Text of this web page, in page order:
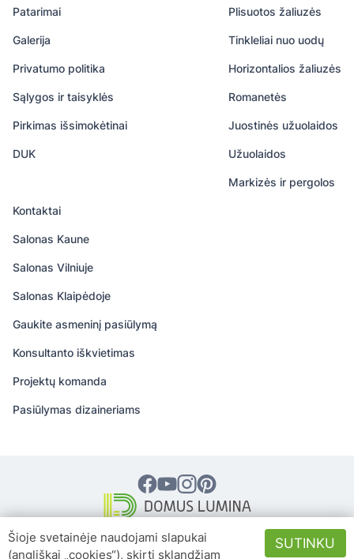
Patarimai
Galerija
Privatumo politika
Sąlygos ir taisyklės
Pirkimas išsimokėtinai
DUK
Plisuotos žaliuzės
Tinkleliai nuo uodų
Horizontalios žaliuzės
Romanetės
Juostinės užuolaidos
Užuolaidos
Markizės ir pergolos
Kontaktai
Salonas Kaune
Salonas Vilniuje
Salonas Klaipėdoje
Gaukite asmeninį pasiūlymą
Konsultanto iškvietimas
Projektų komanda
Pasiūlymas dizaineriams
© 2026 DOMUS LUMINA – Visos teisės
saugomos
Šioje svetainėje naudojami slapukai
(angliškai „cookies“), skirti sklandžiam
SUTINKU